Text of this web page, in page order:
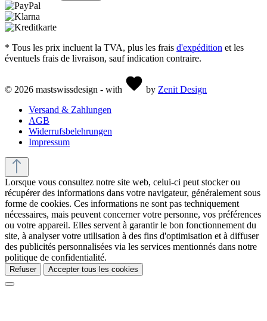
* Tous les prix incluent la TVA, plus les frais d'expédition et les
éventuels frais de livraison, sauf indication contraire.
© 2026 mastswissdesign - with by Zenit Design
Versand & Zahlungen
AGB
Widerrufsbelehrungen
Impressum
Lorsque vous consultez notre site web, celui-ci peut stocker ou
récupérer des informations dans votre navigateur, généralement sous
forme de cookies. Ces informations ne sont pas techniquement
nécessaires, mais peuvent concerner votre personne, vos préférences
ou votre appareil. Elles servent à garantir le bon fonctionnement du
site, à analyser votre utilisation à des fins d'optimisation et à diffuser
des publicités personnalisées via les services mentionnés dans notre
politique de confidentialité.
Refuser Accepter tous les cookies